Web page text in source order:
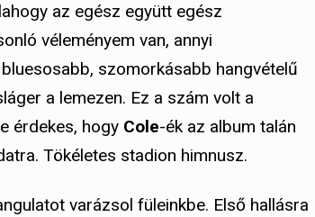
az egész együtt egész
véleményem van, annyi
szomorkásabb hangvételű
a lemezen. Ez a szám volt a
érdekes, hogy Cole-ék az album talán
Tökéletes stadion himnusz.
varázsol füleinkbe. Első hallásra